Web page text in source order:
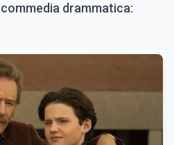
drammatica: